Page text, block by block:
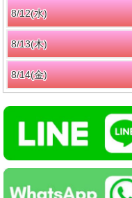
8/12(水)
8/13(木)
8/14(金)